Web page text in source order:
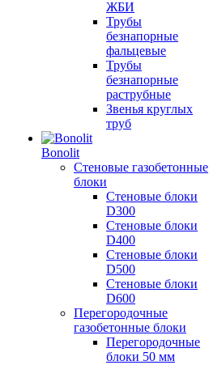
ЖБИ
Трубы
безнапорные
фальцевые
Трубы
безнапорные
раструбные
Звенья круглых
труб
Bonolit
Стеновые газобетонные
блоки
Стеновые блоки
D300
Стеновые блоки
D400
Стеновые блоки
D500
Стеновые блоки
D600
Перегородочные
газобетонные блоки
Перегородочные
блоки 50 мм